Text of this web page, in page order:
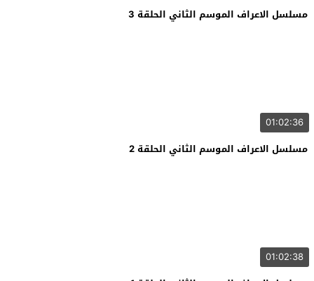
مسلسل الاعراف الموسم الثاني الحلقة 3
01:02:36
مسلسل الاعراف الموسم الثاني الحلقة 2
01:02:38